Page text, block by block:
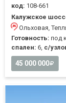
код: 108-661
Калужское
Ольховая,
Готовность: под
спален: 6, с/
45 000 000